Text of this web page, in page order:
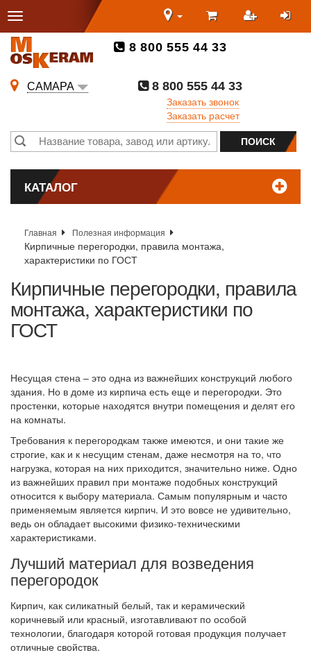
8 800 555 44 33
САМАРА
8 800 555 44 33
Заказать звонок
Заказать расчет
КАТАЛОГ
Главная Полезная информация
Кирпичные перегородки, правила монтажа,
характеристики по ГОСТ
Кирпичные перегородки, правила
монтажа, характеристики по
ГОСТ
Несущая стена – это одна из важнейших конструкций любого
здания. Но в доме из кирпича есть еще и перегородки. Это
простенки, которые находятся внутри помещения и делят его
на комнаты.
Требования к перегородкам также имеются, и они такие же
строгие, как и к несущим стенам, даже несмотря на то, что
нагрузка, которая на них приходится, значительно ниже. Одно
из важнейших правил при монтаже подобных конструкций
относится к выбору материала. Самым популярным и часто
применяемым является кирпич. И это вовсе не удивительно,
ведь он обладает высокими физико-техническими
характеристиками.
Лучший материал для возведения
перегородок
Кирпич, как силикатный белый, так и керамический
коричневый или красный, изготавливают по особой
технологии, благодаря которой готовая продукция получает
отличные свойства.